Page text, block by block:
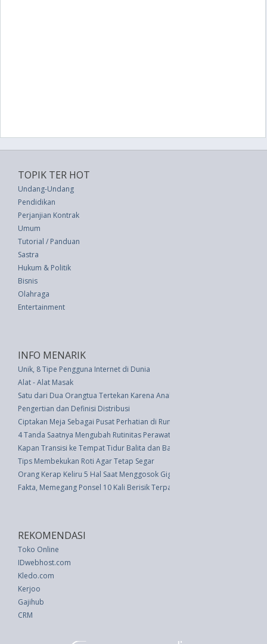
TOPIK TER HOT
Undang-Undang
Pendidikan
Perjanjian Kontrak
Umum
Tutorial / Panduan
Sastra
Hukum & Politik
Bisnis
Olahraga
Entertainment
INFO MENARIK
Unik, 8 Tipe Pengguna Internet di Dunia
Alat - Alat Masak
Satu dari Dua Orangtua Tertekan Karena Anak Memilih Tempat Liburan
Pengertian dan Definisi Distribusi
Ciptakan Meja Sebagai Pusat Perhatian di Rumah
4 Tanda Saatnya Mengubah Rutinitas Perawatan Kulit Anda
Kapan Transisi ke Tempat Tidur Balita dan Bagaimana Melakukannya
Tips Membekukan Roti Agar Tetap Segar
Orang Kerap Keliru 5 Hal Saat Menggosok Gigi
Fakta, Memegang Ponsel 10 Kali Berisik Terpapar Kuman Dari Toilet
REKOMENDASI
Toko Online
IDwebhost.com
Kledo.com
Kerjoo
Gajihub
CRM